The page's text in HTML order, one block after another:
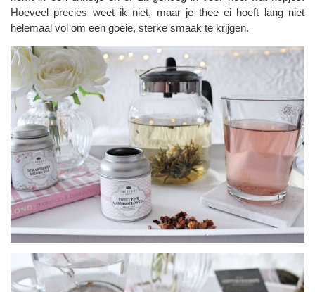
Hoeveel precies weet ik niet, maar je thee ei hoeft lang niet
helemaal vol om een goeie, sterke smaak te krijgen.